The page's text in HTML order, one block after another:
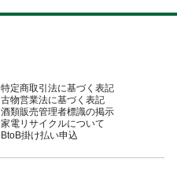
特定商取引法に基づく表記
古物営業法に基づく表記
酒類販売管理者標識の掲示
家電リサイクルについて
BtoB掛け払い申込